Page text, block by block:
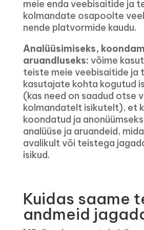
meie enda veebisaitide ja
kolmandate osapoolte
nende platvormide kaudu.
Analüüsimiseks,
aruandluseks: võime
teiste meie veebisaitide ja
kasutajate kohta kogutud
(kas need on saadud otse
kolmandatelt isikutelt), et
koondatud ja
analüüse ja aruandeid,
avalikult või teistega
isikud.
Kuidas saame
andmeid